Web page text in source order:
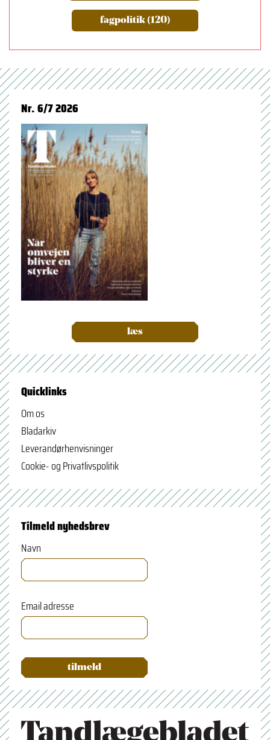
fagpolitik (120)
Nr. 6/7 2026
læs
Quicklinks
Om os
Bladarkiv
Leverandørhenvisninger
Cookie- og Privatlivspolitik
Tilmeld nyhedsbrev
Navn
Email adresse